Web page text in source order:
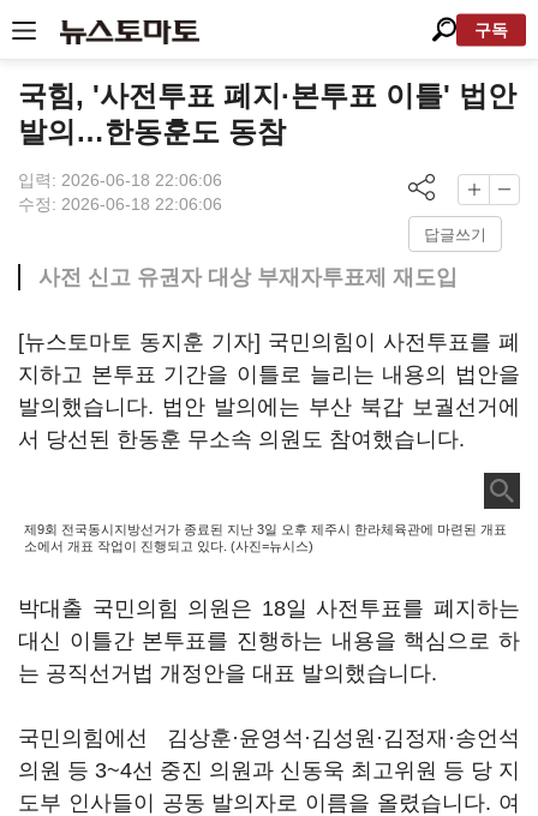
구독
국힘, '사전투표 폐지·본투표 이틀' 법안
발의…한동훈도 동참
입력: 2026-06-18 22:06:06
수정: 2026-06-18 22:06:06
답글쓰기
사전 신고 유권자 대상 부재자투표제 재도입
[뉴스토마토 동지훈 기자] 국민의힘이 사전투표를 폐
지하고 본투표 기간을 이틀로 늘리는 내용의 법안을
발의했습니다. 법안 발의에는 부산 북갑 보궐선거에
서 당선된 한동훈 무소속 의원도 참여했습니다.
제9회 전국동시지방선거가 종료된 지난 3일 오후 제주시 한라체육관에 마련된 개표
소에서 개표 작업이 진행되고 있다. (사진=뉴시스)
박대출 국민의힘 의원은 18일 사전투표를 폐지하는
대신 이틀간 본투표를 진행하는 내용을 핵심으로 하
는 공직선거법 개정안을 대표 발의했습니다.
국민의힘에선 김상훈·윤영석·김성원·김정재·송언석
의원 등 3~4선 중진 의원과 신동욱 최고위원 등 당 지
도부 인사들이 공동 발의자로 이름을 올렸습니다. 여